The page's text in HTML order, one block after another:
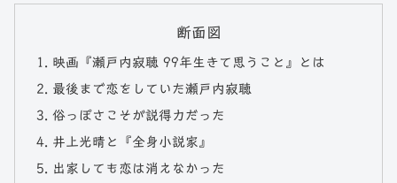
断面図
映画『瀬戸内寂聴 99年生きて思うこと』とは
最後まで恋をしていた瀬戸内寂聴
俗っぽさこそが説得力だった
井上光晴と『全身小説家』
出家しても恋は消えなかった